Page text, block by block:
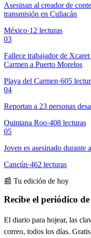
Asesinan al creador de
transmisión en Culiacán
México·12 lecturas
03
Fallece trabajador de
Carmen a Puerto Morelos
Playa del Carmen·605
04
Reportan a 23 personas
Quintana Roo·408 lecturas
05
Joven es asesinado durante
Cancún·462 lecturas
📰 Tu edición de hoy
Recibe el periódico
El diario para hojear, las
correo, todos los días.